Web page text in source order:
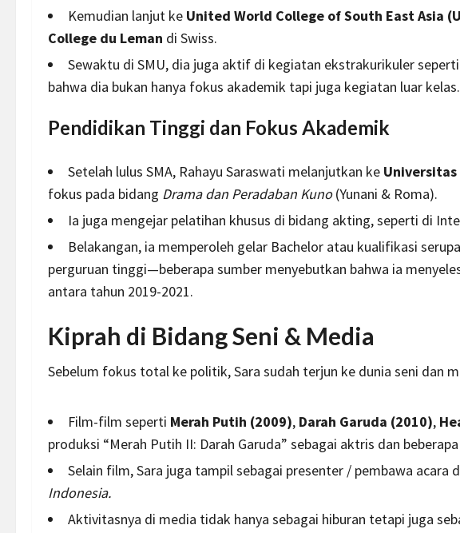
Kemudian lanjut ke United World College of South East Asia
College du Leman di Swiss.
Sewaktu di SMU, dia juga aktif di kegiatan ekstrakurikuler
bahwa dia bukan hanya fokus akademik tapi juga kegiatan luar kelas.
Pendidikan Tinggi dan Fokus Akademik
Setelah lulus SMA, Rahayu Saraswati melanjutkan ke
fokus pada bidang Drama dan Peradaban Kuno(Yunani & Roma).
Ia juga mengejar pelatihan khusus di bidang akting, seperti di
Belakangan, ia memperoleh gelar Bachelor atau kualifikasi
perguruan tinggi—beberapa sumber menyebutkan bahwa ia
antara tahun 2019-2021.
Kiprah di Bidang Seni & Media
Sebelum fokus total ke politik, Sara sudah terjun ke dunia seni dan
Film-film seperti Merah Putih (2009), Darah Garuda (2010),
produksi “Merah Putih II: Darah Garuda” sebagai aktris dan
Selain film, Sara juga tampil sebagai presenter / pembawa acara
Indonesia.
Aktivitasnya di media tidak hanya sebagai hiburan tetapi juga